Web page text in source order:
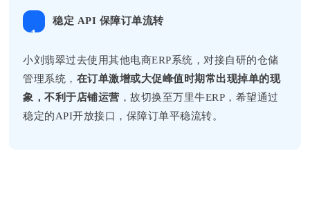
1
稳定 API 保障订单流转
小刘翡翠过去使用其他电商ERP系统，对接自研的仓储
管理系统， 在订单激增或大促峰值时期常出现掉单的现
象，不利于店铺运营 ，故切换至万里牛ERP，希望通过
稳定的API开放接口，保障订单平稳流转。